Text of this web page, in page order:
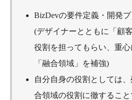
BizDevの要件定義・開発
(デザイナーとともに「顧
役割を担ってもらい、重心
「融合領域」を補強)
自分自身の役割としては
合領域の役割に徹するこ